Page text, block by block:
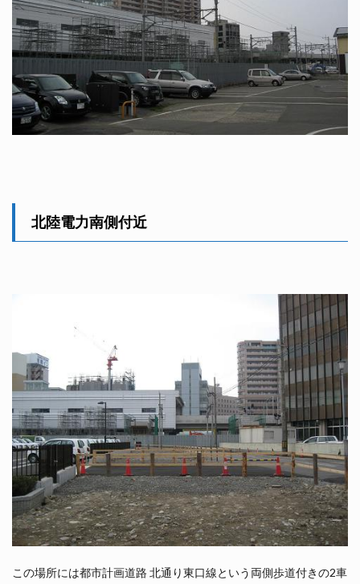
北陸電力南側付近
この場所には都市計画道路 北通り東口線という両側歩道付きの2車